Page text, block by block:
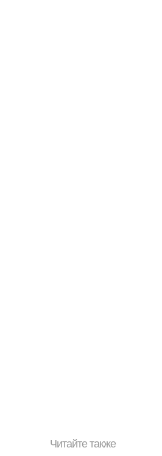
Читайте также